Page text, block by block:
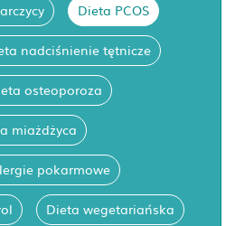
Dieta PCOS
nadciśnienie tętnicze
osteoporoza
miażdżyca
pokarmowe
Dieta wegetariańska